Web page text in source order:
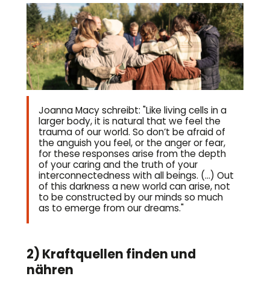
Joanna Macy schreibt: "Like living cells in a
larger body, it is natural that we feel the
trauma of our world. So don’t be afraid of
the anguish you feel, or the anger or fear,
for these responses arise from the depth
of your caring and the truth of your
interconnectedness with all beings. (…) Out
of this darkness a new world can arise, not
to be constructed by our minds so much
as to emerge from our dreams."
2) Kraftquellen finden und
nähren